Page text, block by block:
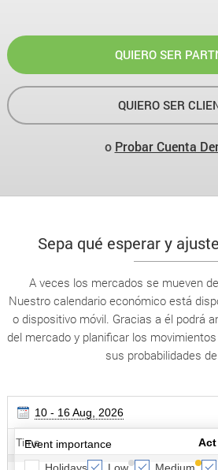
QUIERO SER
QUIERO SER
o Probar Cuenta
Sepa qué esperar y
A veces los mercados se mueven
Nuestro calendario económico está
o dispositivo móvil. Gracias a él podrá
del mercado y planificar los
sus probabilidades